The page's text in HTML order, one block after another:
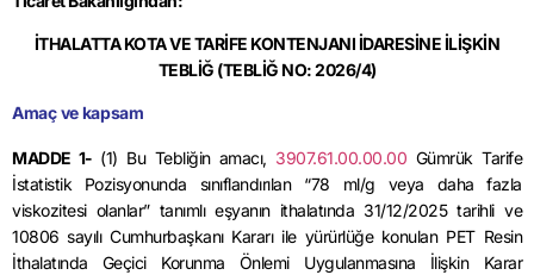
İTHALATTA KOTA VE TARİFE KONTENJANI İDARESİNE İLİŞKİN
TEBLİĞ (TEBLİĞ NO: 2026/4)
Amaç ve kapsam
MADDE 1- (1) Bu Tebliğin amacı, 3907.61.00.00.00 Gümrük Tarife
İstatistik Pozisyonunda sınıflandırılan “78 ml/g veya daha fazla
viskozitesi olanlar” tanımlı eşyanın ithalatında 31/12/2025tarihli ve
10806 sayılı Cumhurbaşkanı Kararı ile yürürlüğe konulan PET Resin
İthalatında Geçici Korunma Önlemi Uygulanmasına İlişkin Karar